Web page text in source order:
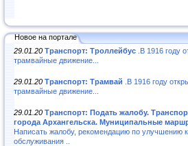
Новое на портале
29.01.20 Транспорт: Троллейбус .В 1916 году
трамвайные движение...
29.01.20 Транспорт: Трамвай .В 1916 году
трамвайные движение...
29.01.20 Транспорт: Подать жалобу.
города Архангельска. Муниципальные
Написать жалобу, рекомендацию по улучшению
обслуживания ..